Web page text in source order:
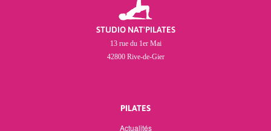
STUDIO NAT'PILATES
13 rue du 1er Mai
42800 Rive-de-Gier
PILATES
Actualités